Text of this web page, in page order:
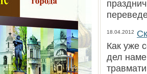
18.04.2012
Как уже
дел